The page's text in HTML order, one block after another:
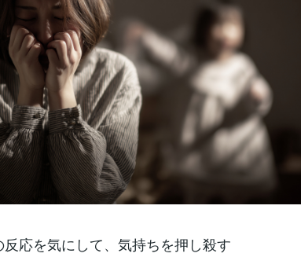
反応を気にして、気持ちを押し殺す